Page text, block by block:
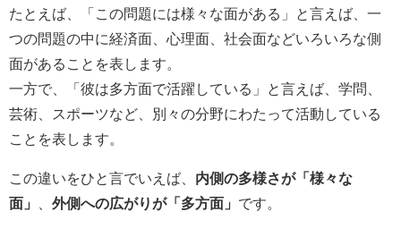
たとえば、「この問題には様々な面がある」と言えば、一
つの問題の中に経済面、心理面、社会面などいろいろな側
面があることを表します。
一方で、「彼は多方面で活躍している」と言えば、学問、
芸術、スポーツなど、別々の分野にわたって活動している
ことを表します。
この違いをひと言でいえば、 内側の多様さが「様々な
面」
外側への広がりが「多方面」 です。